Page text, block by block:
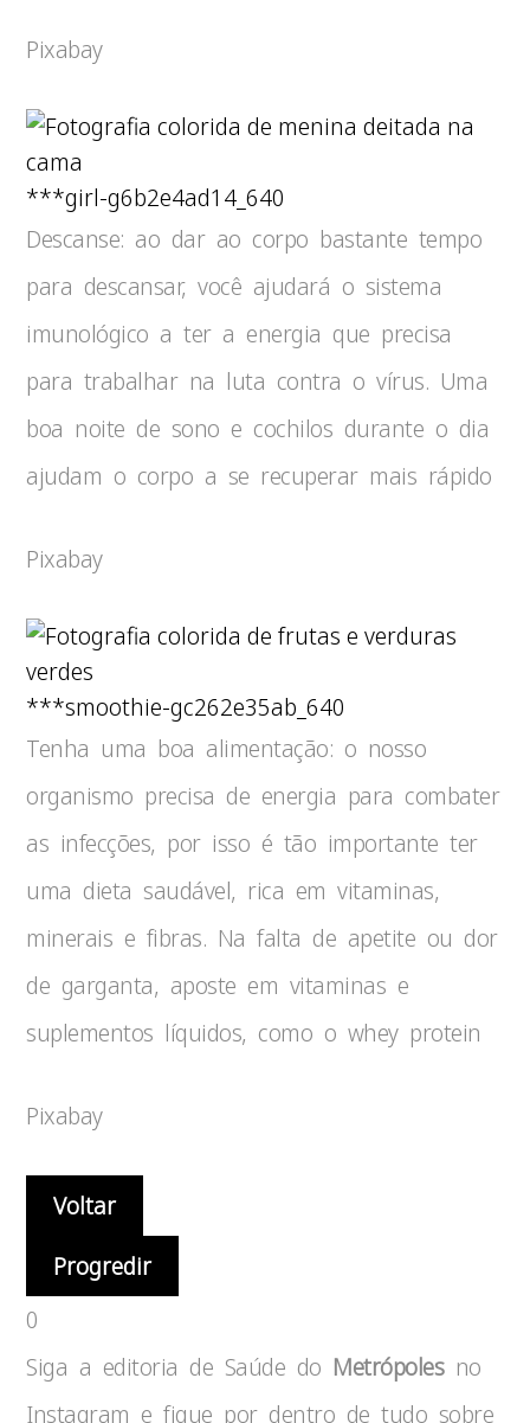
Pixabay
***girl-g6b2e4ad14_640
Descanse: ao dar ao corpo bastante tempo
para descansar, você ajudará o sistema
imunológico a ter a energia que precisa
para trabalhar na luta contra o vírus. Uma
boa noite de sono e cochilos durante o dia
ajudam o corpo a se recuperar mais rápido
Pixabay
***smoothie-gc262e35ab_640
Tenha uma boa alimentação: o nosso
organismo precisa de energia para combater
as infecções, por isso é tão importante ter
uma dieta saudável, rica em vitaminas,
minerais e fibras. Na falta de apetite ou dor
de garganta, aposte em vitaminas e
suplementos líquidos, como o whey protein
Pixabay
Voltar
Progredir
0
Siga a editoria de Saúde do Metrópolesno
Instagram e fique por dentro de tudo sobre